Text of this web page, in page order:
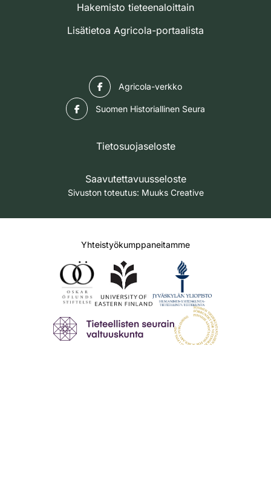
Hakemisto tieteenaloittain
Lisätietoa Agricola-portaalista
Agricola-verkko
Suomen Historiallinen Seura
Tietosuojaseloste
Saavutettavuusseloste
Sivuston toteutus: Muuks Creative
Yhteistyökumppaneitamme